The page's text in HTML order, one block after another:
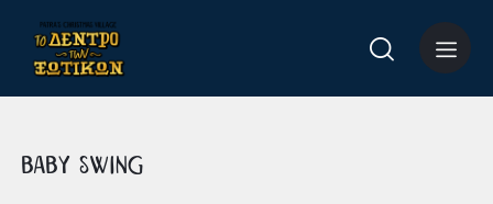
Baby Swing